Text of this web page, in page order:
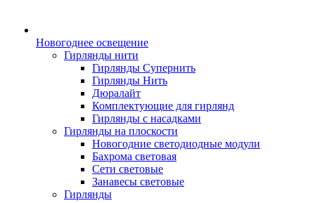
Новогоднее освещение
Гирлянды нити
Гирлянды Супернить
Гирлянды Нить
Дюралайт
Комплектующие для гирлянд
Гирлянды с насадками
Гирлянды на плоскости
Новогодние светодиодные модули
Бахрома световая
Сети световые
Занавесы световые
Гирлянды